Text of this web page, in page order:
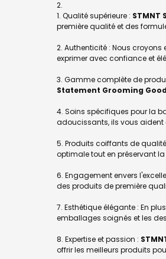
1. Qualité supérieure : STMNT
première qualité et des
2. Authenticité : Nous
exprimer avec confiance et
3. Gamme complète de
Statement Grooming
4. Soins spécifiques pour la
adoucissants, ils vous aident
5. Produits coiffants de
optimale tout en préservant
6. Engagement envers
des produits de première
7. Esthétique élégante : En
emballages soignés et les
8. Expertise et passion :
offrir les meilleurs produits